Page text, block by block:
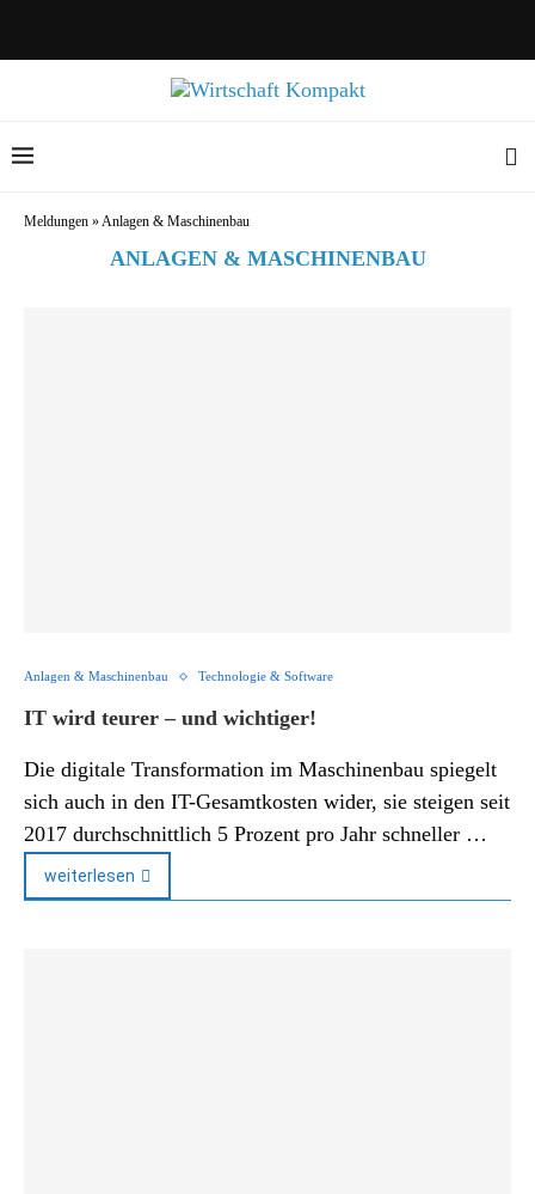
Meldungen »Anlagen & Maschinenbau
ANLAGEN & MASCHINENBAU
Anlagen & Maschinenbau Technologie & Software
IT wird teurer – und wichtiger!
Die digitale Transformation im Maschinenbau spiegelt
sich auch in den IT-Gesamtkosten wider, sie steigen seit
2017 durchschnittlich 5 Prozent pro Jahr schneller …
weiterlesen